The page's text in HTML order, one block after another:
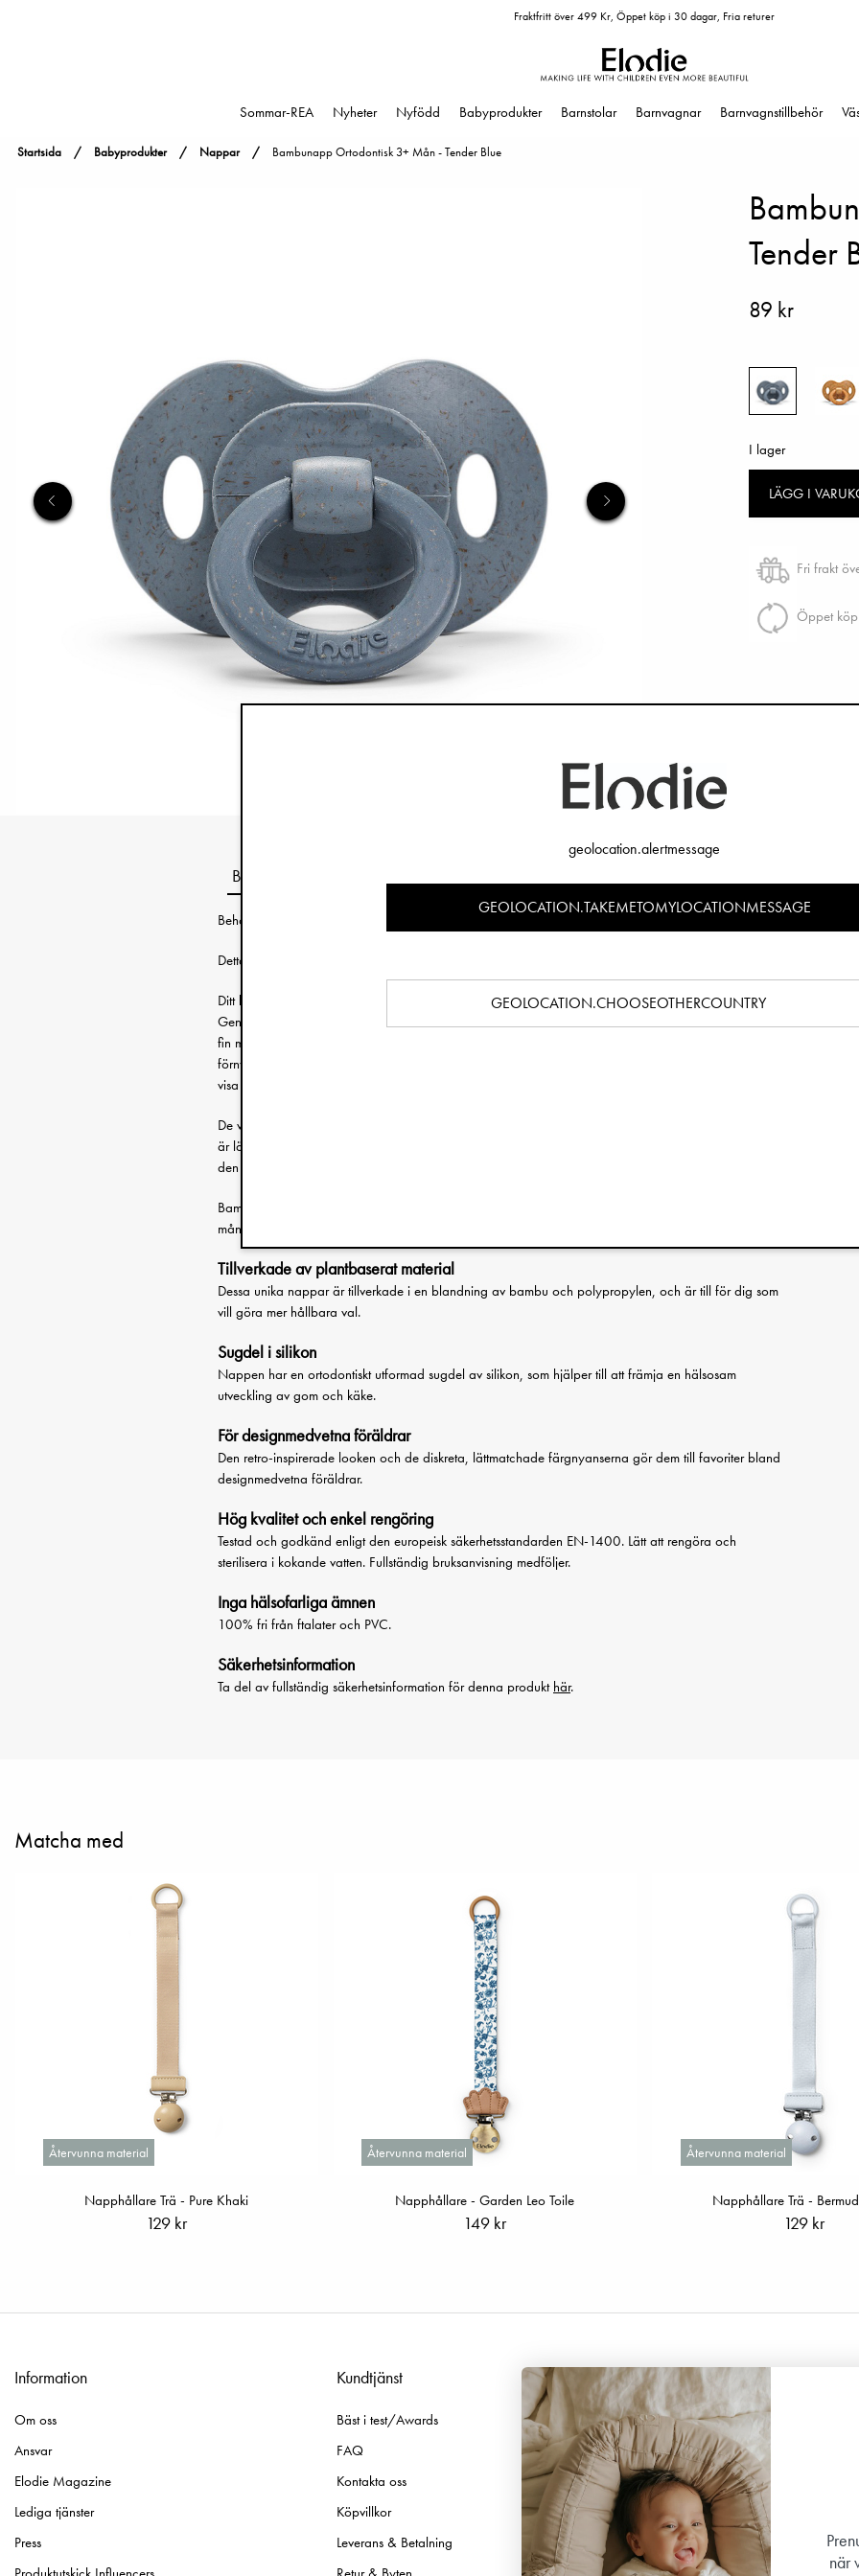
Fraktfritt över 499 Kr, Öppet köp i 30 dagar, Fria returer
Sommar-REA Nyheter Nyfödd Babyprodukter Barnstolar Barnvagnar Barnvagnstillbehör
Startsida Babyprodukter Nappar Bambunapp Ortodontisk 3+ Mån - Tender Blue
Tender
89 kr
I lager
LÄGG I
Fri frakt
Öppet
Beskrivning
Behöver du hjälp med att välja rätt napp? Läs vår nappguide
Detta är den nya generationens nappar! Hållbart tillverkade i plantbaserat material.
Ditt barn kanske mest uppskattade ägodel kommer nu äntligen tillverkade på ett mer hållbart sätt.
Genom att blanda bambufibrer med traditionell polypropylen-plast har vi fått fram ett material med en
fin matt yta som både känns naturlig och vacker. Bambu är mycket snabbväxande och ständigt
förnyelsebart material som kan hjälpa dig att minska användningen av plast, göra hållbara val, och
visa nästa generation rätt väg framåt.
De vackra färgnyanserna och den klassiska ring-designen ger napparna en retro-inspirerad look som
är lätta att kombinera. Du hittar även perfekt matchande napphållare i vårt sortiment, som ser till att
den fina nappen inte kommer på villovägar.
Bambunappen har dubbla ventilationshål som förhindrar hudirritation, och de är lämpliga från 3
månader och uppåt i storlek.
Tillverkade av plantbaserat material
Dessa unika nappar är tillverkade i en blandning av bambu och polypropylen, och är till för dig som
vill göra mer hållbara val.
Sugdel i silikon
Nappen har en ortodontiskt utformad sugdel av silikon, som hjälper till att främja en hälsosam
utveckling av gom och käke.
För designmedvetna föräldrar
Den retro-inspirerade looken och de diskreta, lättmatchade färgnyanserna gör dem till favoriter bland
designmedvetna föräldrar.
Hög kvalitet och enkel rengöring
Testad och godkänd enligt den europeisk säkerhetsstandarden EN-1400. Lätt att rengöra och
sterilisera i kokande vatten. Fullständig bruksanvisning medföljer.
Inga hälsofarliga ämnen
100% fri från ftalater och PVC.
Säkerhetsinformation
Ta del av fullständig säkerhetsinformation för denna produkt här.
Matcha med
Återvunna material
Napphållare Trä - Pure Khaki
129 kr
Återvunna material
Napphållare - Garden Leo Toile
149 kr
Återvunna material
Napphållare Trä -
129 kr
Information
Om oss
Ansvar
Elodie Magazine
Lediga tjänster
Press
Kundtjänst
Bäst i test/Awards
FAQ
Kontakta oss
Köpvillkor
Leverans & Betalning
Följ oss
Facebook
Instagram
TikTok
Pinterest
Youtube
geolocation.alertmessage
GEOLOCATION.TAKEMETOMYLOCATIONMESSAGE
GEOLOCATION.CHOOSEOTHERCOUNTRY
när